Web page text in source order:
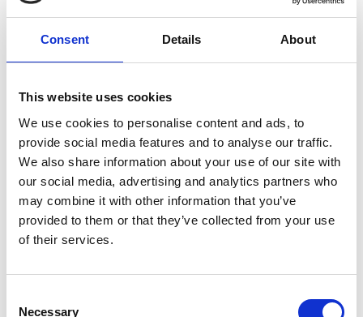
Consent Details About
This website uses cookies
We use cookies to personalise content and ads, to
provide social media features and to analyse our traffic.
We also share information about your use of our site with
our social media, advertising and analytics partners who
may combine it with other information that you’ve
provided to them or that they’ve collected from your use
of their services.
Necessary
fijne plek om samen buiten te zijn en even helemaal tot
HERBERG DE DRIE LINDEN
De Zwammenberg
Bij De Zwammenberg in De Moer draait alles om gezellig
ophalen in de grote buitenspeeltuin. Van klimmen en
paddenstoelenspringkussen, er is volop ruimte om te